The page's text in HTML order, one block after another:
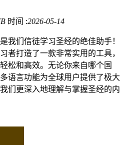
时间 :2026-05-14
我们信徒学习圣经的绝佳助手！
者打造了一款非常实用的工具，
松和高效。无论你来自哪个国
语言功能为全球用户提供了极大
们更深入地理解与掌握圣经的内